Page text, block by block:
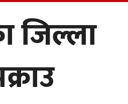
जिल्ला